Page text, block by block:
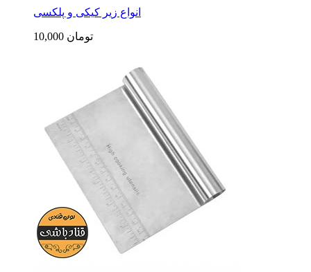
انواع زیر کیکی و پلکسی
10,000 تومان